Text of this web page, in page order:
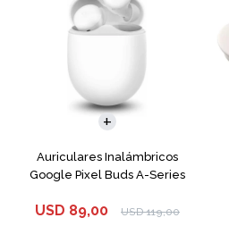
Auriculares Inalámbricos
Google Pixel Buds A-Series
USD 89,00 USD 119,00